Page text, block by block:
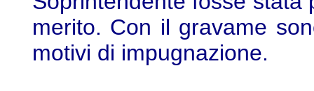
merito. Con il gravame
motivi di impugnazione.